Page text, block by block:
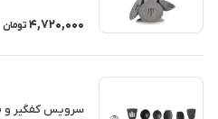
4,720,000 تومان